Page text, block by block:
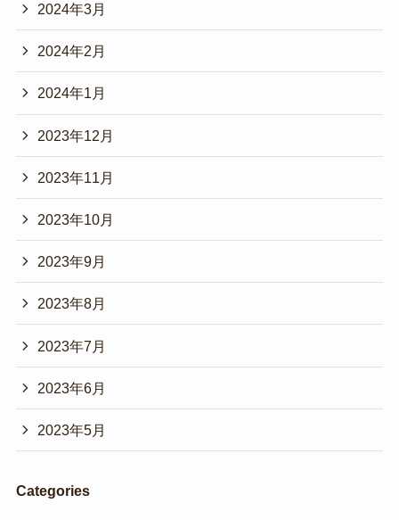
2024年3月
2024年2月
2024年1月
2023年12月
2023年11月
2023年10月
2023年9月
2023年8月
2023年7月
2023年6月
2023年5月
Categories